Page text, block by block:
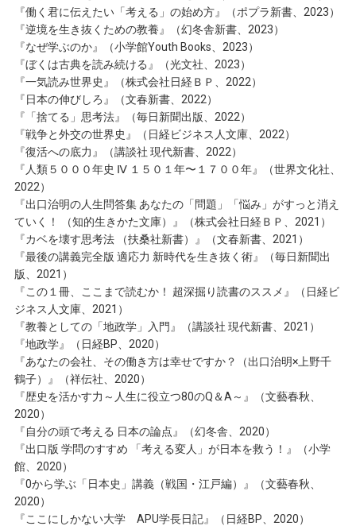
『働く君に伝えたい「考える」の始め方』（ポプラ新書、2023）
『逆境を生き抜くための教養』（幻冬舎新書、2023）
『なぜ学ぶのか』（小学館Youth Books、2023）
『ぼくは古典を読み続ける』（光文社、2023）
『一気読み世界史』（株式会社日経ＢＰ、2022）
『日本の伸びしろ』（文春新書、2022）
『「捨てる」思考法』（毎日新聞出版、2022）
『戦争と外交の世界史』（日経ビジネス人文庫、2022）
『復活への底力』（講談社 現代新書、2022）
『人類５０００年史 Ⅳ １５０１年〜１７００年』（世界文化社、
2022）
『出口治明の人生問答集 あなたの「問題」「悩み」がすっと消え
ていく！ （知的生きかた文庫）』（株式会社日経ＢＰ、2021）
『カベを壊す思考法 （扶桑社新書）』（文春新書、2021）
『最後の講義完全版 適応力 新時代を生き抜く術』（毎日新聞出
版、2021）
『この１冊、ここまで読むか！ 超深掘り読書のススメ』（日経ビ
ジネス人文庫、2021）
『教養としての「地政学」入門』（講談社 現代新書、2021）
『地政学』（日経BP、2020）
『あなたの会社、その働き方は幸せですか？（出口治明×上野千
鶴子）』（祥伝社、2020）
『歴史を活かす力～人生に役立つ80のQ＆A～』（文藝春秋、
2020）
『自分の頭で考える 日本の論点』（幻冬舎、2020）
『出口版 学問のすすめ 「考える変人」が日本を救う！』（小学
館、2020）
『0から学ぶ「日本史」講義（戦国・江戸編）』（文藝春秋、
2020）
『ここにしかない大学 APU学長日記』（日経BP、2020）